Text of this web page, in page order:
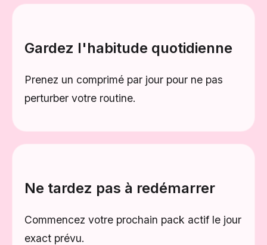
Gardez l'habitude quotidienne
Prenez un comprimé par jour pour ne pas
perturber votre routine.
Ne tardez pas à redémarrer
Commencez votre prochain pack actif le jour
exact prévu.